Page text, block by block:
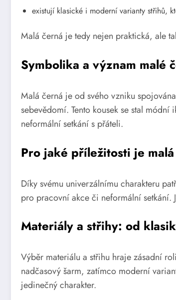
existují klasické i moderní varianty střihů,
Malá černá je tedy nejen praktická, ale
Symbolika a význam malé
Malá černá je od svého vzniku
sebevědomí. Tento kousek se stal
neformální setkání s přáteli.
Pro jaké příležitosti je
Díky svému univerzálnímu charakteru
pro pracovní akce či neformální setkání.
Materiály a střihy: od
Výběr materiálu a střihu hraje zásadní
nadčasový šarm, zatímco moderní
jedinečný charakter.